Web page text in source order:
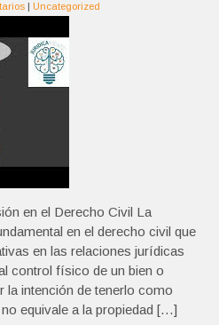
| Uncategorized
en el Derecho Civil La
en el derecho civil que
en las relaciones jurídicas
control físico de un bien o
la intención de tenerlo como
equivale a la propiedad […]